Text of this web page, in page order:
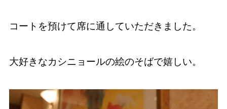
コートを預けて席に通していただきました。
大好きなカシニョールの絵のそばで嬉しい。